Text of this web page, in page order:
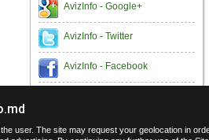
AvizInfo - Google+
AvizInfo - Twitter
AvizInfo - Facebook
user. The site may request your geolocation in